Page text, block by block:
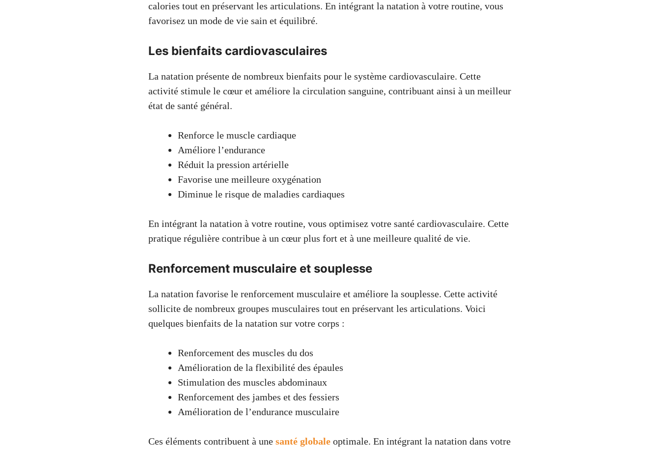
calories tout en préservant les articulations. En intégrant la natation à votre routine, vous
favorisez un mode de vie sain et équilibré.
Les bienfaits cardiovasculaires
La natation présente de nombreux bienfaits pour le système cardiovasculaire. Cette
activité stimule le cœur et améliore la circulation sanguine, contribuant ainsi à un meilleur
état de santé général.
Renforce le muscle cardiaque
Améliore l’endurance
Réduit la pression artérielle
Favorise une meilleure oxygénation
Diminue le risque de maladies cardiaques
En intégrant la natation à votre routine, vous optimisez votre santé cardiovasculaire. Cette
pratique régulière contribue à un cœur plus fort et à une meilleure qualité de vie.
Renforcement musculaire et souplesse
La natation favorise le renforcement musculaire et améliore la souplesse. Cette activité
sollicite de nombreux groupes musculaires tout en préservant les articulations. Voici
quelques bienfaits de la natation sur votre corps :
Renforcement des muscles du dos
Amélioration de la flexibilité des épaules
Stimulation des muscles abdominaux
Renforcement des jambes et des fessiers
Amélioration de l’endurance musculaire
Ces éléments contribuent à une santé globale optimale. En intégrant la natation dans votre